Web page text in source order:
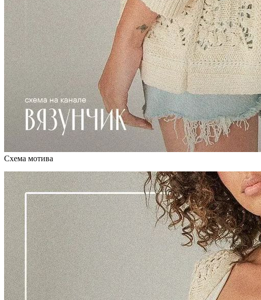
Схема мотива